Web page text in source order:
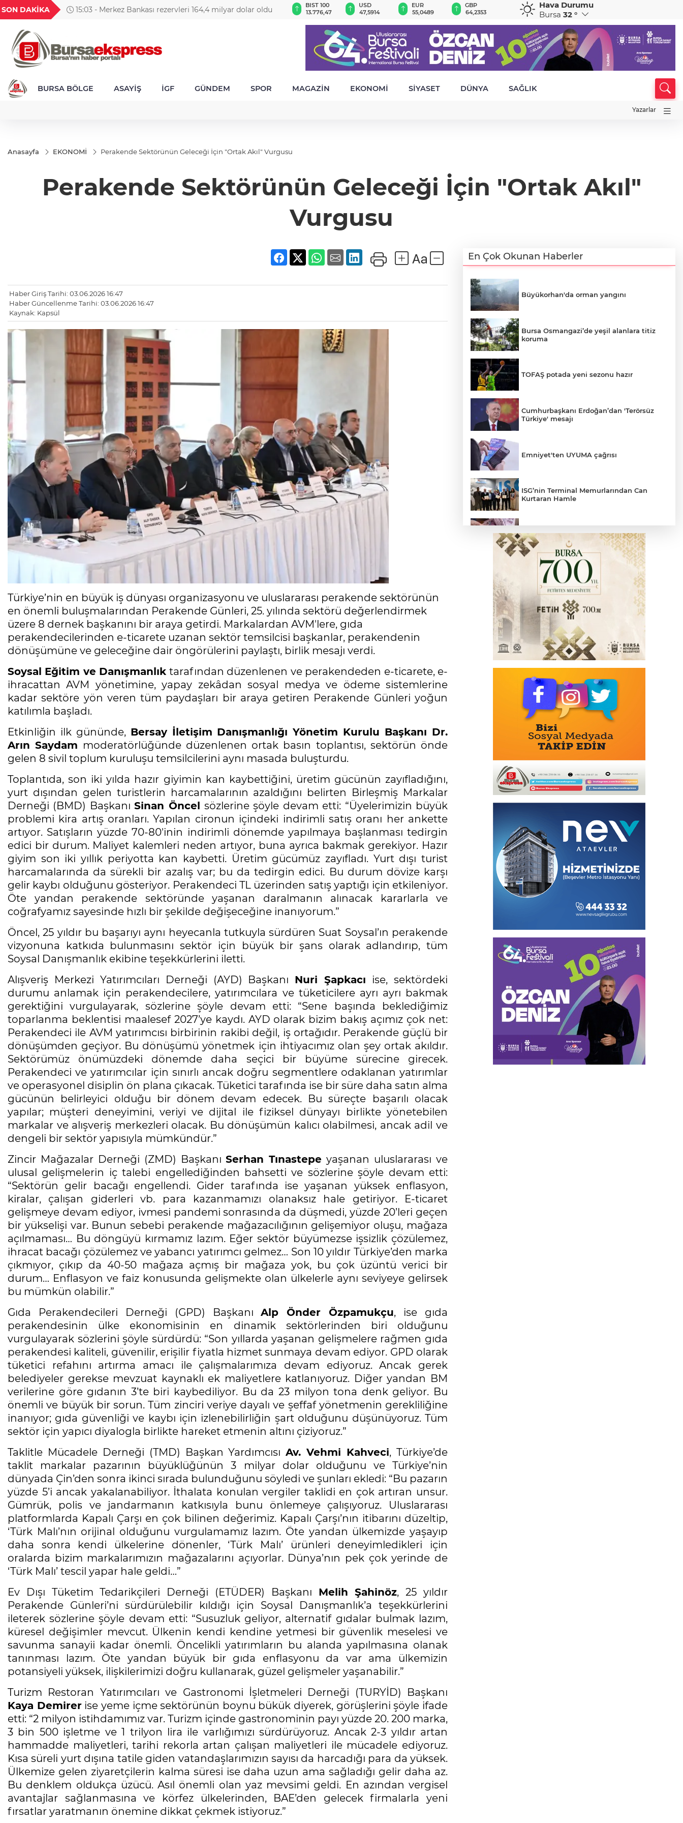
SON DAKİKA 15:03 - Merkez Bankası rezervleri 164,4 milyar dolar oldu
18,1994
TND
16,2317
28,0626
VND
0,0018
GAU/TRY
6.512,43
BIST 100
13.776,47
USD
47,5914
EUR
55,0489
GBP
64,2353
CHF
58,7621
CAD
33,9939
Hava Durumu
Bursa 32 °
BURSA BÖLGE ASAYİŞ İGF GÜNDEM SPOR MAGAZİN EKONOMİ SİYASET DÜNYA SAĞLIK
Yazarlar
Anasayfa EKONOMİ Perakende Sektörünün Geleceği İçin "Ortak Akıl" Vurgusu
Perakende Sektörünün Geleceği İçin "Ortak Akıl"
Vurgusu
Haber Giriş Tarihi: 03.06.2026 16:47
Haber Güncellenme Tarihi: 03.06.2026 16:47
Kaynak: Kapsül
Türkiye’nin en büyük iş dünyası organizasyonu ve uluslararası perakende sektörünün
en önemli buluşmalarından Perakende Günleri, 25. yılında sektörü değerlendirmek
üzere 8 dernek başkanını bir araya getirdi. Markalardan AVM'lere, gıda
perakendecilerinden e-ticarete uzanan sektör temsilcisi başkanlar, perakendenin
dönüşümüne ve geleceğine dair öngörülerini paylaştı, birlik mesajı verdi.
Soysal Eğitim ve Danışmanlık tarafından düzenlenen ve perakendeden e-ticarete, e-
ihracattan AVM yönetimine, yapay zekâdan sosyal medya ve ödeme sistemlerine
kadar sektöre yön veren tüm paydaşları bir araya getiren Perakende Günleri yoğun
katılımla başladı.
Etkinliğin ilk gününde, Bersay İletişim Danışmanlığı Yönetim Kurulu Başkanı Dr.
Arın Saydam moderatörlüğünde düzenlenen ortak basın toplantısı, sektörün önde
gelen 8 sivil toplum kuruluşu temsilcilerini aynı masada buluşturdu.
Toplantıda, son iki yılda hazır giyimin kan kaybettiğini, üretim gücünün zayıfladığını,
yurt dışından gelen turistlerin harcamalarının azaldığını belirten Birleşmiş Markalar
Derneği (BMD) BaşkanıSinan Öncelsözlerine şöyle devam etti: “Üyelerimizin büyük
problemi kira artış oranları. Yapılan cironun içindeki indirimli satış oranı her ankette
artıyor. Satışların yüzde 70-80'inin indirimli dönemde yapılmaya başlanması tedirgin
edici bir durum. Maliyet kalemleri neden artıyor, buna ayrıca bakmak gerekiyor. Hazır
giyim son iki yıllık periyotta kan kaybetti. Üretim gücümüz zayıfladı. Yurt dışı turist
harcamalarında da sürekli bir azalış var; bu da tedirgin edici. Bu durum dövize karşı
gelir kaybı olduğunu gösteriyor. Perakendeci TL üzerinden satış yaptığı için etkileniyor.
Öte yandan perakende sektöründe yaşanan daralmanın alınacak kararlarla ve
coğrafyamız sayesinde hızlı bir şekilde değişeceğine inanıyorum.”
Öncel, 25 yıldır bu başarıyı aynı heyecanla tutkuyla sürdüren Suat Soysal’ın perakende
vizyonuna katkıda bulunmasını sektör için büyük bir şans olarak adlandırıp, tüm
Soysal Danışmanlık ekibine teşekkürlerini iletti.
Alışveriş Merkezi Yatırımcıları Derneği (AYD) Başkanı Nuri Şapkacı ise, sektördeki
durumu anlamak için perakendecilere, yatırımcılara ve tüketicilere ayrı ayrı bakmak
gerektiğini vurgulayarak, sözlerine şöyle devam etti: “Sene başında beklediğimiz
toparlanma beklentisi maalesef 2027’ye kaydı. AYD olarak bizim bakış açımız çok net:
Perakendeci ile AVM yatırımcısı birbirinin rakibi değil, iş ortağıdır. Perakende güçlü bir
dönüşümden geçiyor. Bu dönüşümü yönetmek için ihtiyacımız olan şey ortak akıldır.
Sektörümüz önümüzdeki dönemde daha seçici bir büyüme sürecine girecek.
Perakendeci ve yatırımcılar için sınırlı ancak doğru segmentlere odaklanan yatırımlar
ve operasyonel disiplin ön plana çıkacak. Tüketici tarafında ise bir süre daha satın alma
gücünün belirleyici olduğu bir dönem devam edecek. Bu süreçte başarılı olacak
yapılar; müşteri deneyimini, veriyi ve dijital ile fiziksel dünyayı birlikte yönetebilen
markalar ve alışveriş merkezleri olacak. Bu dönüşümün kalıcı olabilmesi, ancak adil ve
dengeli bir sektör yapısıyla mümkündür.”
Zincir Mağazalar Derneği (ZMD) BaşkanıSerhan Tınastepe yaşanan uluslararası ve
ulusal gelişmelerin iç talebi engellediğinden bahsetti ve sözlerine şöyle devam etti:
“Sektörün gelir bacağı engellendi. Gider tarafında ise yaşanan yüksek enflasyon,
kiralar, çalışan giderleri vb. para kazanmamızı olanaksız hale getiriyor. E-ticaret
gelişmeye devam ediyor, ivmesi pandemi sonrasında da düşmedi, yüzde 20’leri geçen
bir yükselişi var. Bunun sebebi perakende mağazacılığının gelişemiyor oluşu, mağaza
açılmaması… Bu döngüyü kırmamız lazım. Eğer sektör büyümezse işsizlik çözülemez,
ihracat bacağı çözülemez ve yabancı yatırımcı gelmez… Son 10 yıldır Türkiye’den marka
çıkmıyor, çıkıp da 40-50 mağaza açmış bir mağaza yok, bu çok üzüntü verici bir
durum… Enflasyon ve faiz konusunda gelişmekte olan ülkelerle aynı seviyeye gelirsek
bu mümkün olabilir.”
Gıda Perakendecileri Derneği (GPD) BaşkanıAlp Önder Özpamukçu, ise gıda
perakendesinin ülke ekonomisinin en dinamik sektörlerinden biri olduğunu
vurgulayarak sözlerini şöyle sürdürdü: “Son yıllarda yaşanan gelişmelere rağmen gıda
perakendesi kaliteli, güvenilir, erişilir fiyatla hizmet sunmaya devam ediyor. GPD olarak
tüketici refahını artırma amacı ile çalışmalarımıza devam ediyoruz. Ancak gerek
belediyeler gerekse mevzuat kaynaklı ek maliyetlere katlanıyoruz. Diğer yandan BM
verilerine göre gıdanın 3’te biri kaybediliyor. Bu da 23 milyon tona denk geliyor. Bu
önemli ve büyük bir sorun. Tüm zinciri veriye dayalı ve şeffaf yönetmenin gerekliliğine
inanıyor; gıda güvenliği ve kaybı için izlenebilirliğin şart olduğunu düşünüyoruz. Tüm
sektör için yapıcı diyalogla birlikte hareket etmenin altını çiziyoruz.”
Taklitle Mücadele Derneği (TMD) Başkan YardımcısıAv. Vehmi Kahveci, Türkiye’de
taklit markalar pazarının büyüklüğünün 3 milyar dolar olduğunu ve Türkiye’nin
dünyada Çin’den sonra ikinci sırada bulunduğunu söyledi ve şunları ekledi: “Bu pazarın
yüzde 5’i ancak yakalanabiliyor. İthalata konulan vergiler taklidi en çok artıran unsur.
Gümrük, polis ve jandarmanın katkısıyla bunu önlemeye çalışıyoruz. Uluslararası
platformlarda Kapalı Çarşı en çok bilinen değerimiz. Kapalı Çarşı’nın itibarını düzeltip,
‘Türk Malı’nın orijinal olduğunu vurgulamamız lazım. Öte yandan ülkemizde yaşayıp
daha sonra kendi ülkelerine dönenler, ‘Türk Malı’ ürünleri deneyimledikleri için
oralarda bizim markalarımızın mağazalarını açıyorlar. Dünya’nın pek çok yerinde de
‘Türk Malı’ tescil yapar hale geldi…”
Ev Dışı Tüketim Tedarikçileri Derneği (ETÜDER) Başkanı Melih Şahinöz, 25 yıldır
Perakende Günleri’ni sürdürülebilir kıldığı için Soysal Danışmanlık’a teşekkürlerini
ileterek sözlerine şöyle devam etti: “Susuzluk geliyor, alternatif gıdalar bulmak lazım,
küresel değişimler mevcut. Ülkenin kendi kendine yetmesi bir güvenlik meselesi ve
savunma sanayii kadar önemli. Öncelikli yatırımların bu alanda yapılmasına olanak
tanınması lazım. Öte yandan büyük bir gıda enflasyonu da var ama ülkemizin
potansiyeli yüksek, ilişkilerimizi doğru kullanarak, güzel gelişmeler yaşanabilir.”
Turizm Restoran Yatırımcıları ve Gastronomi İşletmeleri Derneği (TURYİD) Başkanı
Kaya Demirerise yeme içme sektörünün boynu bükük diyerek, görüşlerini şöyle ifade
etti: “2 milyon istihdamımız var. Turizm içinde gastronominin payı yüzde 20. 200 marka,
3 bin 500 işletme ve 1 trilyon lira ile varlığımızı sürdürüyoruz. Ancak 2-3 yıldır artan
hammadde maliyetleri, tarihi rekorla artan çalışan maliyetleri ile mücadele ediyoruz.
Kısa süreli yurt dışına tatile giden vatandaşlarımızın sayısı da harcadığı para da yüksek.
Ülkemize gelen ziyaretçilerin kalma süresi ise daha uzun ama sağladığı gelir daha az.
Bu denklem oldukça üzücü. Asıl önemli olan yaz mevsimi geldi. En azından vergisel
avantajlar sağlanmasına ve körfez ülkelerinden, BAE’den gelecek firmalarla yeni
fırsatlar yaratmanın önemine dikkat çekmek istiyoruz.”
En Çok Okunan Haberler
Büyükorhan'da orman yangını
Bursa Osmangazi’de yeşil alanlara titiz
koruma
TOFAŞ potada yeni sezonu hazır
Cumhurbaşkanı Erdoğan’dan 'Terörsüz
Türkiye' mesajı
Emniyet'ten UYUMA çağrısı
ISG’nin Terminal Memurlarından Can
Kurtaran Hamle
Yaşlı ve engelli aylıkları artışlı hesaplarda
Manisa'da Akpınar Mesire Alanı hizmete
açılıyor
İçişleri Bakanı Çiftçi'den YÖK ziyareti
CHP'de kongre hazırlıkları hızlandı... 8 ile
daha yeni il başkanı atandı